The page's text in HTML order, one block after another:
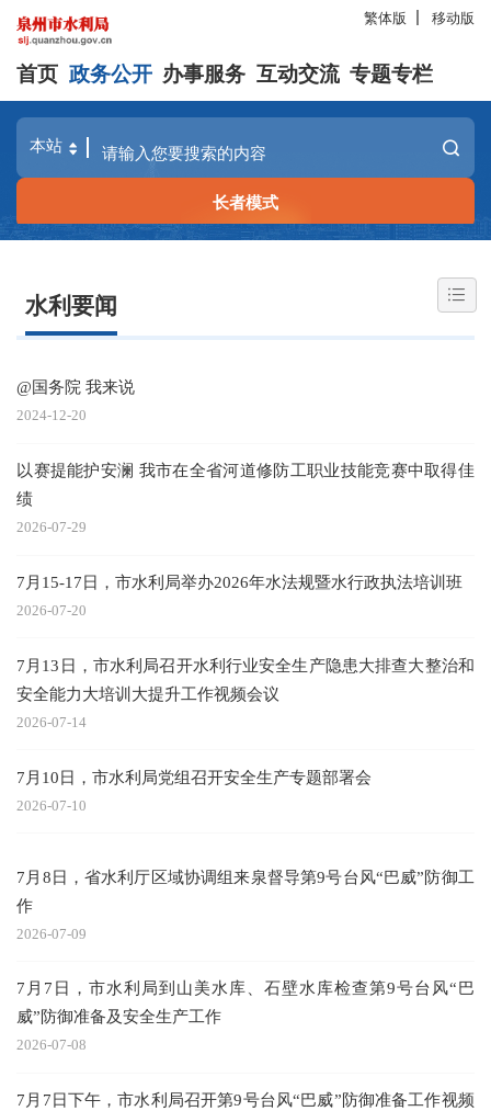
繁体版 移动版
首页 政务公开 办事服务 互动交流 专题专栏
长者模式
水利要闻
@国务院 我来说
2024-12-20
以赛提能护安澜 我市在全省河道修防工职业技能竞赛中取得佳
绩
2026-07-29
7月15-17日，市水利局举办2026年水法规暨水行政执法培训班
2026-07-20
7月13日，市水利局召开水利行业安全生产隐患大排查大整治和
安全能力大培训大提升工作视频会议
2026-07-14
7月10日，市水利局党组召开安全生产专题部署会
2026-07-10
7月8日，省水利厅区域协调组来泉督导第9号台风“巴威”防御工
作
2026-07-09
7月7日，市水利局到山美水库、石壁水库检查第9号台风“巴
威”防御准备及安全生产工作
2026-07-08
7月7日下午，市水利局召开第9号台风“巴威”防御准备工作视频